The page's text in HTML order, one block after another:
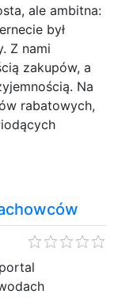
ale ambitna:
był
Z nami
zakupów, a
Na
rabatowych,